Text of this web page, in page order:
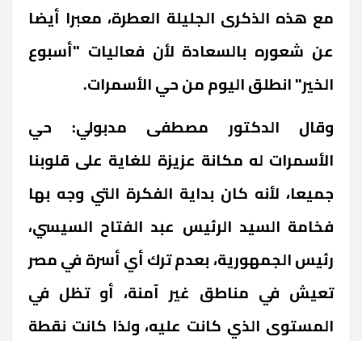
مع هذه الذكرى الجليلة العطرة، معبرا أيضا
عن شعوره بالسعادة لأن فعاليات "أسبوع
الخير" انطلق اليوم من حي الأسمرات.
وقال الدكتور مصطفى مدبولي: حي
الأسمرات له مكانة عزيزة للغاية على قلوبنا
جميعا، لأنه كان بداية الفكرة التي وجه بها
فخامة السيد الرئيس عبد الفتاح السيسي،
رئيس الجمهورية، بعدم ترك أي أسرة في مصر
تعيش في مناطق غير آمنة، أو تظل في
المستوى الذي كانت عليه، ولذا كانت نقطة